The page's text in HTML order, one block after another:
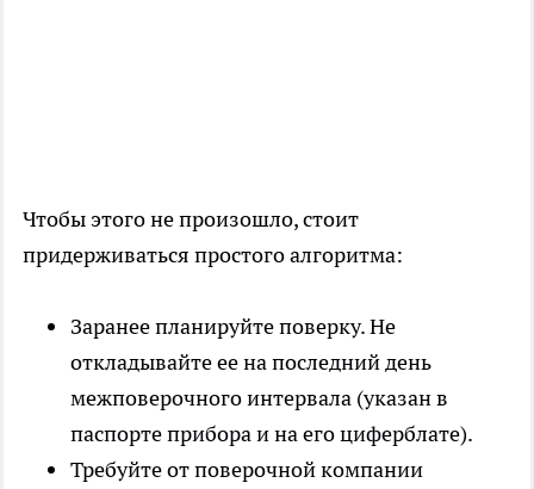
Чтобы этого не произошло, стоит
придерживаться простого алгоритма:
Заранее планируйте поверку. Не
откладывайте ее на последний день
межповерочного интервала (указан в
паспорте прибора и на его циферблате).
Требуйте от поверочной компании